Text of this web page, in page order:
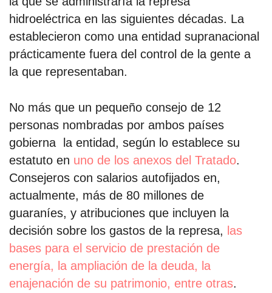
por formato
scrolls
hidroeléctrica en las siguientes décadas. La
establecieron como una entidad supranacional
prácticamente fuera del control de la gente a
la que representaban.
No más que un pequeño consejo de 12
personas nombradas por ambos países
gobierna la entidad, según lo establece su
estatuto en uno de los anexos del Tratado.
Consejeros con salarios autofijados en,
actualmente, más de 80 millones de
guaraníes, y atribuciones que incluyen la
decisión sobre los gastos de la represa, las
bases para el servicio de prestación de
energía, la ampliación de la deuda, la
enajenación de su patrimonio, entre otras.